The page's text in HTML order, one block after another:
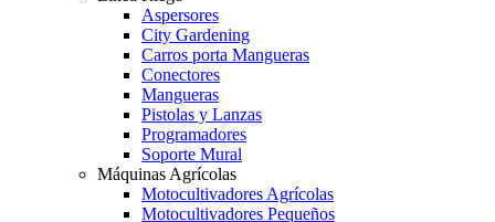
Aspersores
City Gardening
Carros porta Mangueras
Conectores
Mangueras
Pistolas y Lanzas
Programadores
Soporte Mural
Máquinas Agrícolas
Motocultivadores Agrícolas
Motocultivadores Pequeños